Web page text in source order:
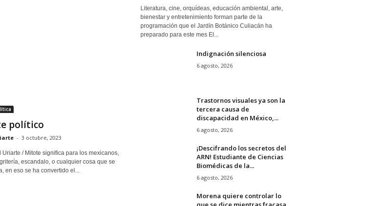
político
- 3 octubre, 2023
Uriarte / Mitote significa para los mexicanos,
escandalo, o cualquier cosa que se
en eso se ha convertido el...
Literatura, cine, orquídeas, educación ambiental, arte,
bienestar y entretenimiento forman parte de la
programación que el Jardín Botánico Culiacán ha
preparado para este mes El...
Indignación silenciosa
6 agosto, 2026
Trastornos visuales ya son la
tercera causa de
discapacidad en México,...
6 agosto, 2026
¡Descifrando los secretos del
ARN! Estudiante de Ciencias
Biomédicas de la...
6 agosto, 2026
Morena quiere controlar lo